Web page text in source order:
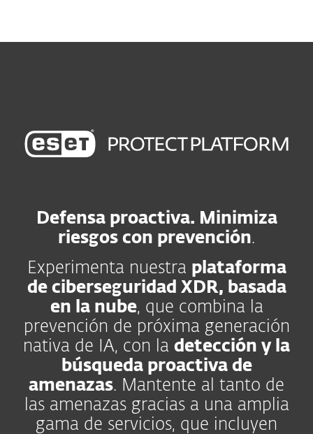
Defensa proactiva. Minimiza
riesgos con prevención.
Experimenta nuestra plataforma
de ciberseguridad XDR, basada
en la nube, que combina la
prevención de próxima generación
nativa de IA, con la detección y la
búsqueda proactiva de
amenazas. Mantente al tanto de
las amenazas gracias a una amplia
gama de servicios, que incluyen